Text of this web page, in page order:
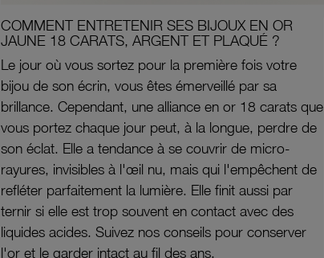
COMMENT ENTRETENIR SES BIJOUX EN OR
JAUNE 18 CARATS, ARGENT ET PLAQUÉ ?
Le jour où vous sortez pour la première fois votre
bijou de son écrin, vous êtes émerveillé par sa
brillance. Cependant, une alliance en or 18 carats que
vous portez chaque jour peut, à la longue, perdre de
son éclat. Elle a tendance à se couvrir de micro-
rayures, invisibles à l'œil nu, mais qui l'empêchent de
refléter parfaitement la lumière. Elle finit aussi par
ternir si elle est trop souvent en contact avec des
liquides acides. Suivez nos conseils pour conserver
l'or et le garder intact au fil des ans.